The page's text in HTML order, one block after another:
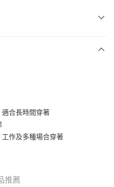
合長時間穿著
作及多種場合穿著
推薦